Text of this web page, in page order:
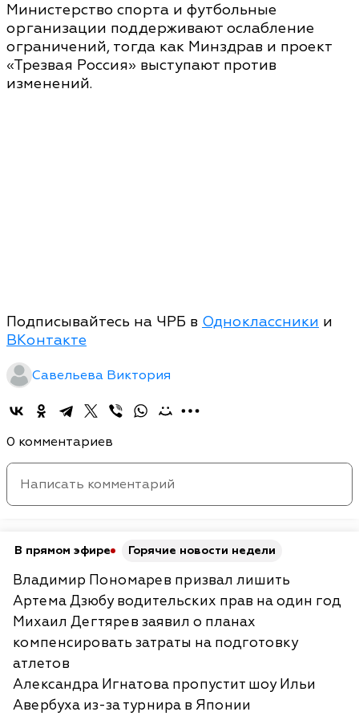
Министерство спорта и футбольные
организации поддерживают ослабление
ограничений, тогда как Минздрав и проект
«Трезвая Россия» выступают против
изменений.
Подписывайтесь на ЧРБ в Одноклассники и
ВКонтакте
Савельева Виктория
0 комментариев
В прямом эфире Горячие новости недели
Владимир Пономарев призвал лишить
Артема Дзюбу водительских прав на один год
Михаил Дегтярев заявил о планах
компенсировать затраты на подготовку
атлетов
Александра Игнатова пропустит шоу Ильи
Авербуха из-за турнира в Японии